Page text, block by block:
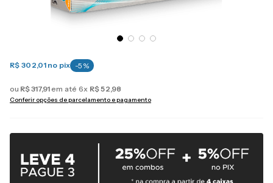
R$ 302,01 no pix -5 %
ou R$317,91 em até 6x R$52,98
Conferir opções de parcelamento e pagamento